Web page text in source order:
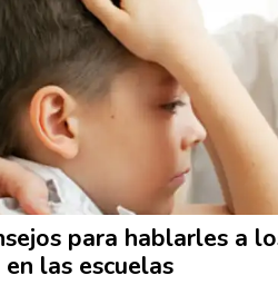
para hablarles a
las escuelas